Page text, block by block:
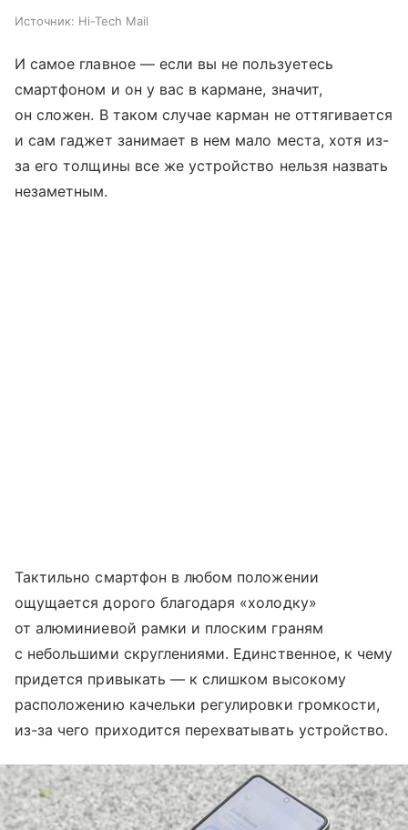
Источник: Hi-Tech Mail
И самое главное — если вы не пользуетесь
смартфоном и он у вас в кармане, значит,
он сложен. В таком случае карман не оттягивается
и сам гаджет занимает в нем мало места, хотя из-
за его толщины все же устройство нельзя назвать
незаметным.
Тактильно смартфон в любом положении
ощущается дорого благодаря «холодку»
от алюминиевой рамки и плоским граням
с небольшими скруглениями. Единственное, к чему
придется привыкать — к слишком высокому
расположению качельки регулировки громкости,
из-за чего приходится перехватывать устройство.